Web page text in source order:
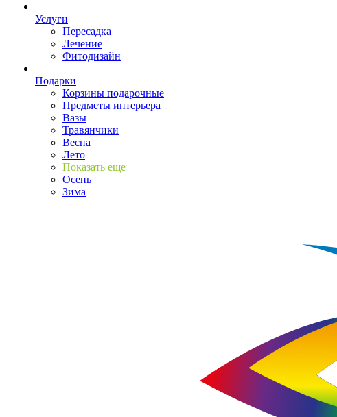
Услуги
Пересадка
Лечение
Фитодизайн
Подарки
Корзины подарочные
Предметы интерьера
Вазы
Травянчики
Весна
Лето
Показать еще
Осень
Зима